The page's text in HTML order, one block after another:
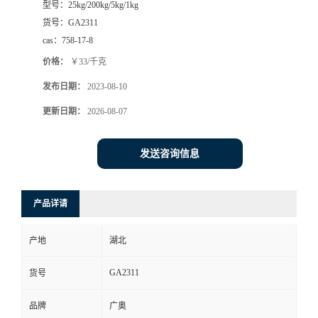
型号： 25kg/200kg/5kg/1kg
货号： GA2311
cas： 758-17-8
价格： ￥33/千克
发布日期： 2023-08-10
更新日期： 2026-08-07
发送咨询信息
产品详请
产地 湖北
货号 GA2311
品牌 广奥